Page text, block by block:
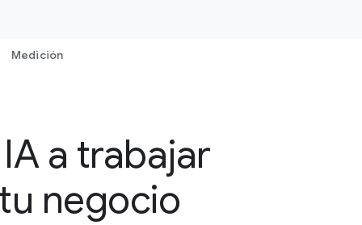
Medición
a trabajar
negocio